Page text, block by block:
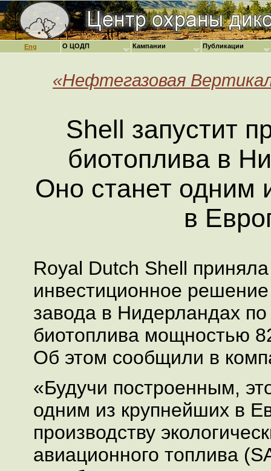
Eng
«Нефтегазовая
Shell запустит
биотоплива в
Оно станет одним
в
Royal Dutch Shell
инвестиционное решение
завода в Нидерландах по
биотоплива мощностью
Об этом сообщили в
«Будучи построенным,
одним из крупнейших в
производству
авиационного топлива
О ЦОДП Кампании Публикации